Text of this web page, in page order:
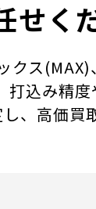
せく
クス
込み精
、高価買